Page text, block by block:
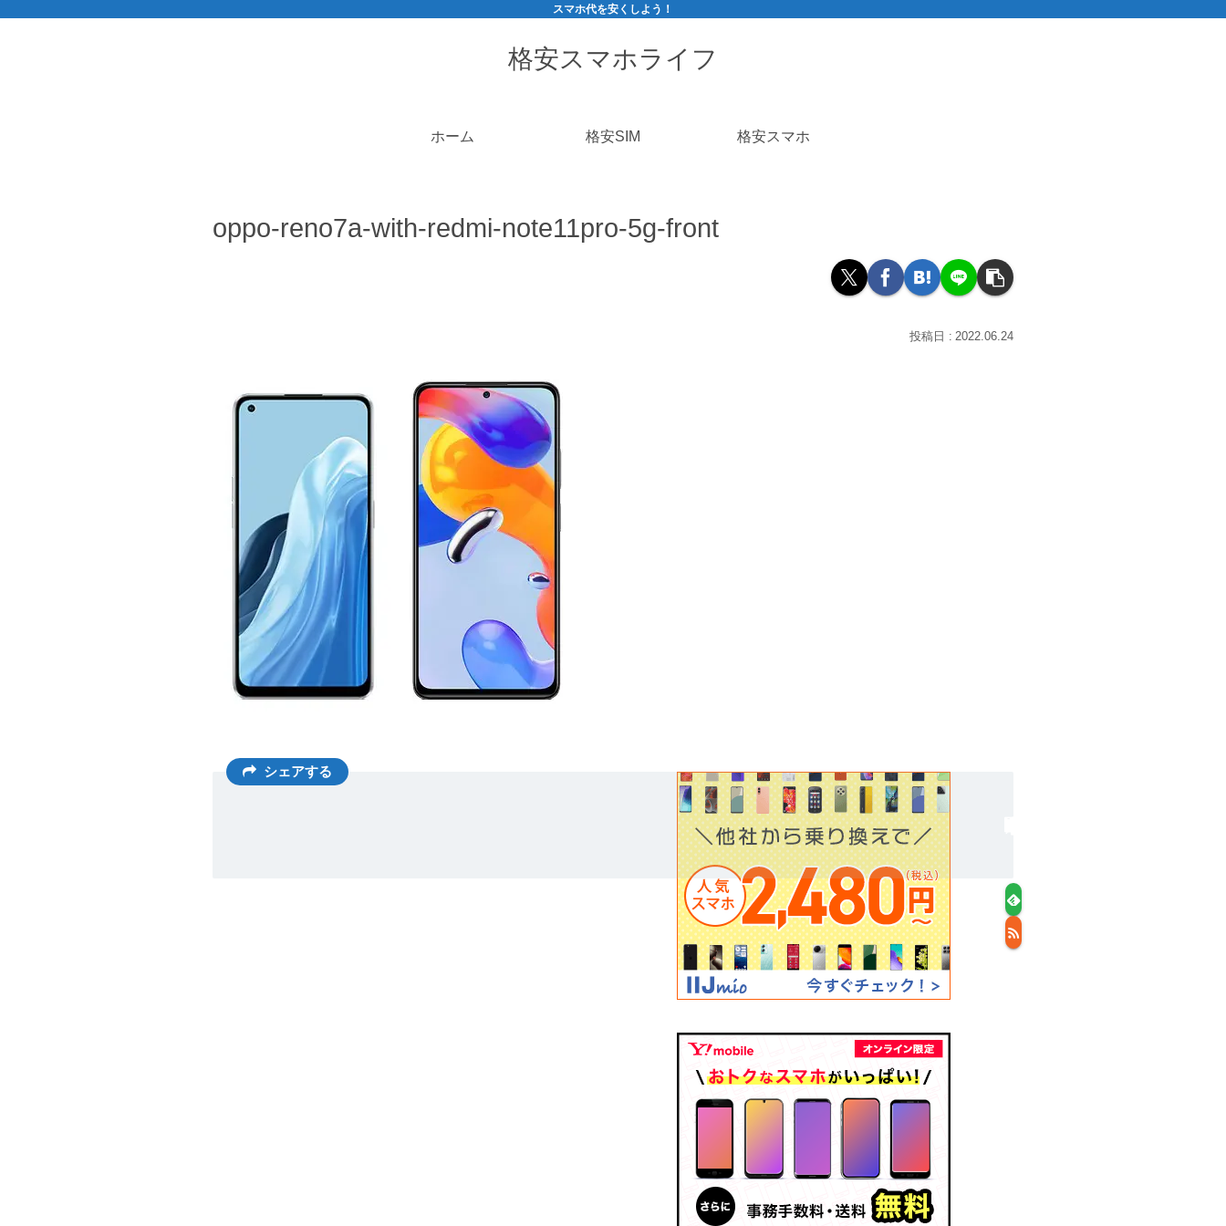
スマホ代を安くしよう！
格安スマホライフ
ホーム 格安SIM 格安スマホ
oppo-reno7a-with-redmi-note11pro-5g-front
2022.06.24
シェアする